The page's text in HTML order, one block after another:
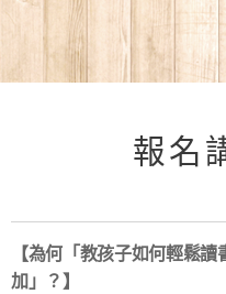
報名
【為何「教孩子如何輕鬆
加」？】